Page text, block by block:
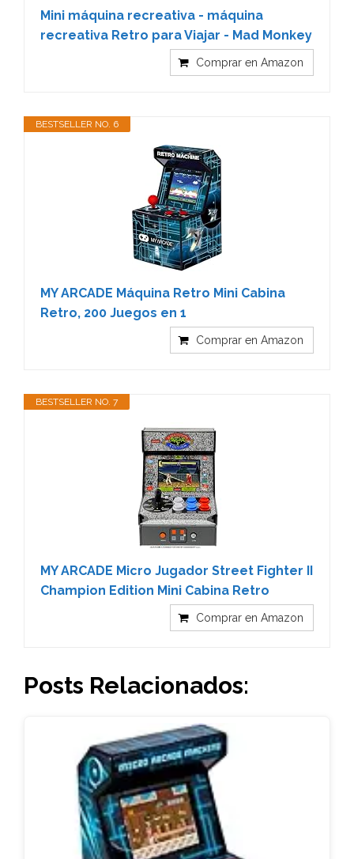
Mini máquina recreativa - máquina
recreativa Retro para Viajar - Mad Monkey
Comprar en Amazon
BESTSELLER NO. 6
MY ARCADE Máquina Retro Mini Cabina
Retro, 200 Juegos en 1
Comprar en Amazon
BESTSELLER NO. 7
MY ARCADE Micro Jugador Street Fighter II
Champion Edition Mini Cabina Retro
Comprar en Amazon
Posts Relacionados: